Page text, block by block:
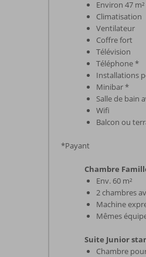
Environ 47 m²
Climatisation
Ventilateur
Coffre fort
Télévision
Téléphone *
Installations
Minibar *
Salle de bain
Wifi
Balcon ou
*Payant
Chambre
Env. 60 m²
2 chambres
Machine
Mêmes
Suite Junior
Chambre